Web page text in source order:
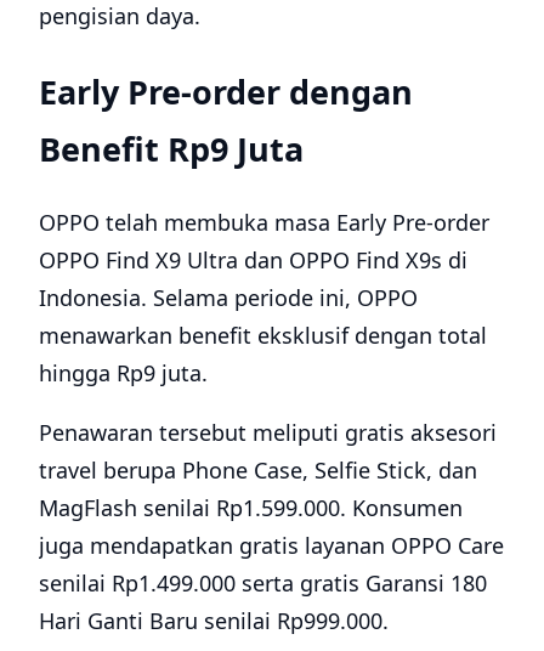
pengisian daya.
Early Pre-order dengan
Benefit Rp9 Juta
OPPO telah membuka masa Early Pre-order
OPPO Find X9 Ultra dan OPPO Find X9s di
Indonesia. Selama periode ini, OPPO
menawarkan benefit eksklusif dengan total
hingga Rp9 juta.
Penawaran tersebut meliputi gratis aksesori
travel berupa Phone Case, Selfie Stick, dan
MagFlash senilai Rp1.599.000. Konsumen
juga mendapatkan gratis layanan OPPO Care
senilai Rp1.499.000 serta gratis Garansi 180
Hari Ganti Baru senilai Rp999.000.